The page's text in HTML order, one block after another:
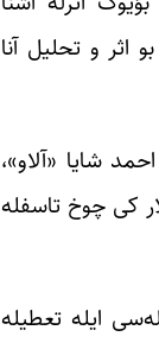
اثر و تحلیل آنا
شایا «آلاو»،
کی چوخ تاسفله
وسیله‌سی ایله تعطیله